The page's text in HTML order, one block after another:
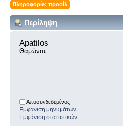
Πληροφορίες προφίλ
Περίληψη
Apatilos
Θαμώνας
Αποσυνδεδεμένος
Εμφάνιση μηνυμάτων
Εμφάνιση στατιστικών